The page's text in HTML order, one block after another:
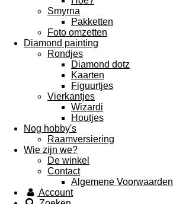
Smyrna
Pakketten
Foto omzetten
Diamond painting
Rondjes
Diamond dotz
Kaarten
Figuurtjes
Vierkantjes
Wizardi
Houtjes
Nog hobby's
Raamversiering
Wie zijn we?
De winkel
Contact
Algemene Voorwaarden
Account